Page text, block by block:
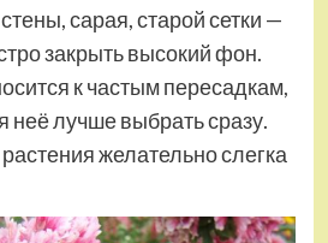
сарая, старой сетки —
закрыть высокий фон.
к частым пересадкам,
неё лучше выбрать сразу.
желательно слегка